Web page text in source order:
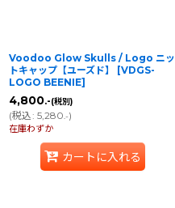
Voodoo Glow Skulls / Logo ニッ
トキャップ【ユーズド】
[VDGS-
LOGO BEENIE]
4,800.-(税別)
(税込: 5,280.-)
在庫わずか
カートに入れる